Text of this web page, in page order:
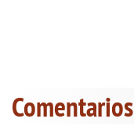
Comentarios